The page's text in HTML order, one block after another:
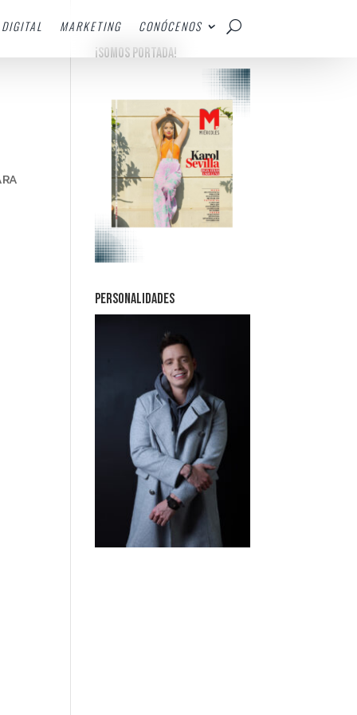
MARKETING CONÓCENOS
¡SOMOS PORTADA!
PERSONALIDADES